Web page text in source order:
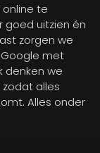
online te
goed uitzien én
zorgen we
met
denken we
alles
Alles onder